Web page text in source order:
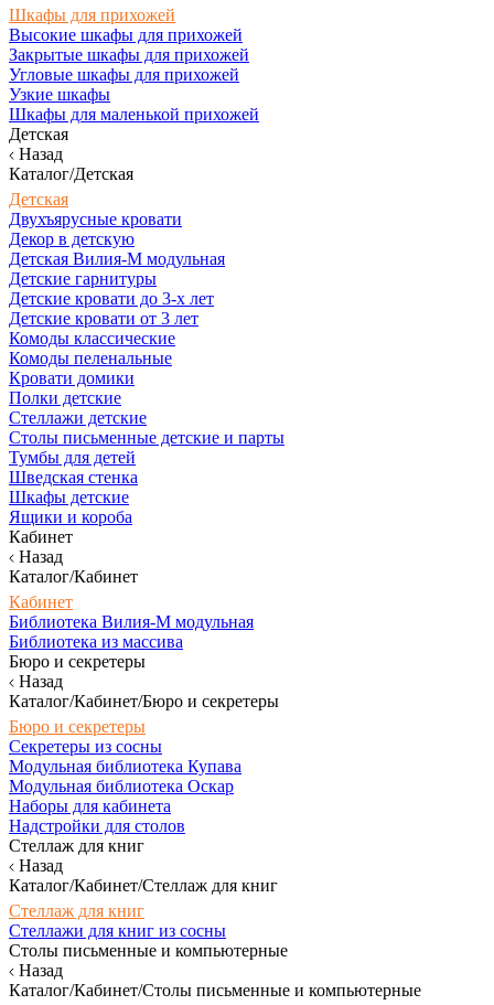
Шкафы для прихожей
Высокие шкафы для прихожей
Закрытые шкафы для прихожей
Угловые шкафы для прихожей
Узкие шкафы
Шкафы для маленькой прихожей
Детская
Назад
Каталог/Детская
Детская
Двухъярусные кровати
Декор в детскую
Детская Вилия-М модульная
Детские гарнитуры
Детские кровати до 3-х лет
Детские кровати от 3 лет
Комоды классические
Комоды пеленальные
Кровати домики
Полки детские
Стеллажи детские
Столы письменные детские и парты
Тумбы для детей
Шведская стенка
Шкафы детские
Ящики и короба
Кабинет
Назад
Каталог/Кабинет
Кабинет
Библиотека Вилия-М модульная
Библиотека из массива
Бюро и секретеры
Назад
Каталог/Кабинет/Бюро и секретеры
Бюро и секретеры
Секретеры из сосны
Модульная библиотека Купава
Модульная библиотека Оскар
Наборы для кабинета
Надстройки для столов
Стеллаж для книг
Назад
Каталог/Кабинет/Стеллаж для книг
Стеллаж для книг
Стеллажи для книг из сосны
Столы письменные и компьютерные
Назад
Каталог/Кабинет/Столы письменные и компьютерные